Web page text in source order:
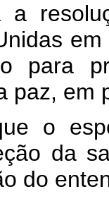
a
para
paz, em
o
da
do